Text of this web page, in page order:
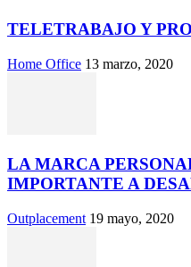
TELETRABAJO Y
Home Office 13 marzo, 2020
LA MARCA
IMPORTANTE A
Outplacement 19 mayo, 2020